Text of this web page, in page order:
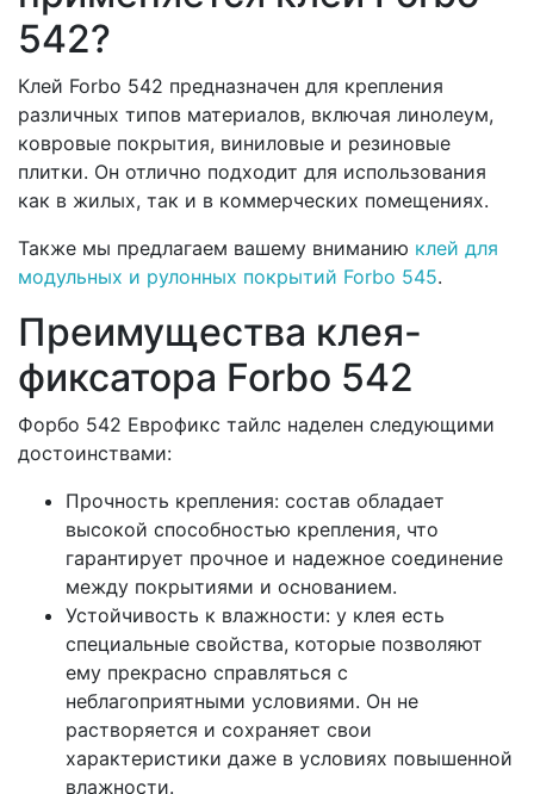
542?
Клей Forbo 542 предназначен для крепления
различных типов материалов, включая линолеум,
ковровые покрытия, виниловые и резиновые
плитки. Он отлично подходит для использования
как в жилых, так и в коммерческих помещениях.
Также мы предлагаем вашему вниманию клей для
модульных и рулонных покрытий Forbo 545.
Преимущества клея-
фиксатора Forbo 542
Форбо 542 Еврофикс тайлс наделен следующими
достоинствами:
Прочность крепления: состав обладает
высокой способностью крепления, что
гарантирует прочное и надежное соединение
между покрытиями и основанием.
Устойчивость к влажности: у клея есть
специальные свойства, которые позволяют
ему прекрасно справляться с
неблагоприятными условиями. Он не
растворяется и сохраняет свои
характеристики даже в условиях повышенной
влажности.